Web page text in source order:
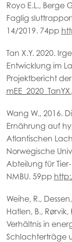
Royo E.L., Berge
Faglig
14/2019. 74pp
Tan X.Y. 2020.
Entwicklung im
Projektbericht
Wang W., 2016.
Ernährung auf
Atlantischen
Norwegische
Abteilung für
NMBU. 59pp
Weihe, R.,
Hatlen, B.,
Verhältnis in
Schlachterträge